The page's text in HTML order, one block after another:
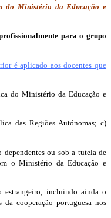
do Ministério da Educação e
para o grupo
é aplicado aos docentes que
do Ministério da Educação e
das Regiões Autónomas; c)
ou sob a tutela de
o Ministério da Educação e
estrangeiro, incluindo ainda o
cooperação portuguesa nos